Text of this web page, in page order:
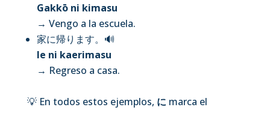
Gakkō ni kimasu
→ Vengo a la escuela.
家に帰ります。 🔊
Ie ni kaerimasu
→ Regreso a casa.
💡 En todos estos ejemplos, に marca el